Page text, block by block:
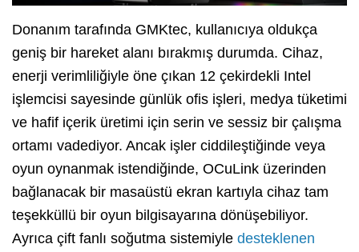
Donanım tarafında GMKtec, kullanıcıya oldukça
geniş bir hareket alanı bırakmış durumda. Cihaz,
enerji verimliliğiyle öne çıkan 12 çekirdekli Intel
işlemcisi sayesinde günlük ofis işleri, medya tüketimi
ve hafif içerik üretimi için serin ve sessiz bir çalışma
ortamı vadediyor. Ancak işler ciddileştiğinde veya
oyun oynanmak istendiğinde, OCuLink üzerinden
bağlanacak bir masaüstü ekran kartıyla cihaz tam
teşekküllü bir oyun bilgisayarına dönüşebiliyor.
Ayrıca çift fanlı soğutma sistemiyle desteklenen